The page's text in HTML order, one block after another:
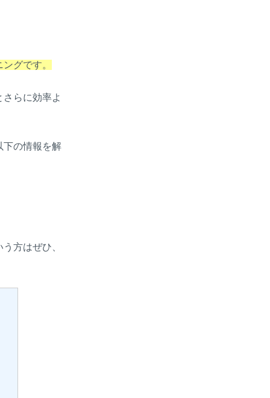
グです。
らに効率よ
下の情報を解
う方はぜひ、